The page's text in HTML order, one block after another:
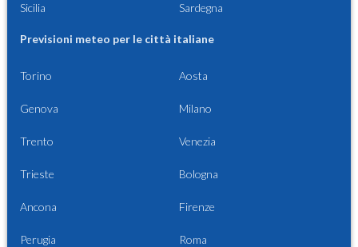
Sicilia Sardegna
Previsioni meteo per le città italiane
Torino Aosta
Genova Milano
Trento Venezia
Trieste Bologna
Ancona Firenze
Perugia Roma